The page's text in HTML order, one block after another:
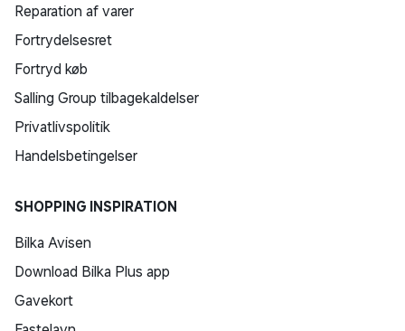
Reparation af varer
Fortrydelsesret
Fortryd køb
Salling Group tilbagekaldelser
Privatlivspolitik
Handelsbetingelser
SHOPPING INSPIRATION
Bilka Avisen
Download Bilka Plus app
Gavekort